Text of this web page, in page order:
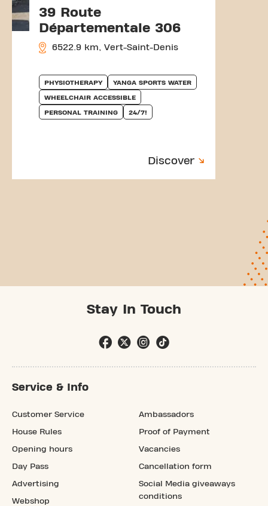
39 Route
Départementale 306
6522.9 km, Vert-Saint-Denis
PHYSIOTHERAPY YANGA SPORTS WATER
WHEELCHAIR ACCESSIBLE
PERSONAL TRAINING 24/7!
Discover
Stay In Touch
Service & Info
Customer Service
House Rules
Opening hours
Day Pass
Advertising
Webshop
Ambassadors
Proof of Payment
Vacancies
Cancellation form
Social Media giveaways
conditions